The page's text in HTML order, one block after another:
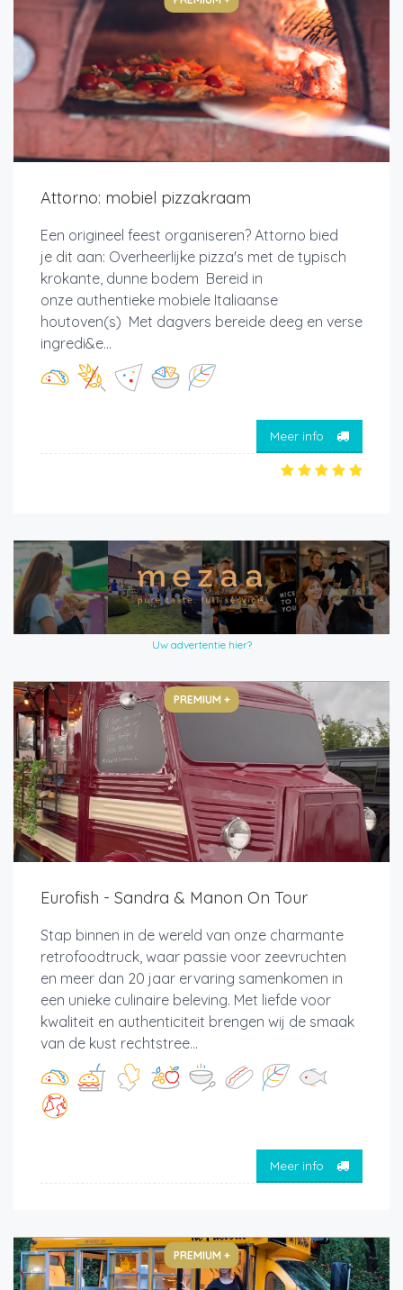
Attorno: mobiel pizzakraam
Een origineel feest organiseren? Attorno bied
je dit aan: Overheerlijke pizza's met de typisch
krokante, dunne bodem Bereid in
onze authentieke mobiele Italiaanse
houtoven(s) Met dagvers bereide deeg en verse
ingredi&e...
Meer info
Uw advertentie hier?
PREMIUM +
Eurofish - Sandra & Manon On Tour
Stap binnen in de wereld van onze charmante
retrofoodtruck, waar passie voor zeevruchten
en meer dan 20 jaar ervaring samenkomen in
een unieke culinaire beleving. Met liefde voor
kwaliteit en authenticiteit brengen wij de smaak
van de kust rechtstree...
Meer info
PREMIUM +